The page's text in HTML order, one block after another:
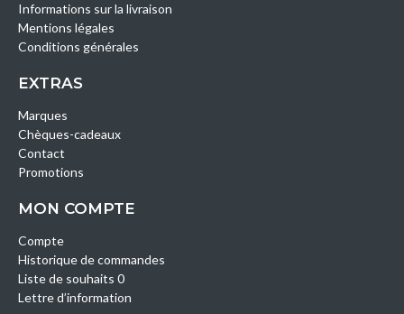
Informations sur la livraison
Mentions légales
Conditions générales
EXTRAS
Marques
Chèques-cadeaux
Contact
Promotions
MON COMPTE
Compte
Historique de commandes
Liste de souhaits 0
Lettre d’information